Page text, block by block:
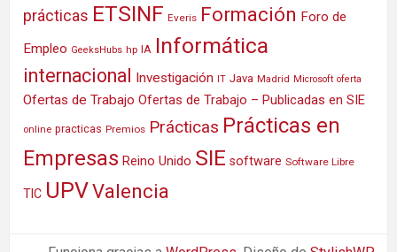
prácticas ETSINF Everis Formación Foro de
Empleo GeeksHubs hp IA Informática
internacional Investigación IT Java Madrid Microsoft oferta
Ofertas de Trabajo Ofertas de Trabajo – Publicadas en SIE
online practicas Premios Prácticas Prácticas en
Empresas Reino Unido SIE software Software Libre
TIC UPVValencia